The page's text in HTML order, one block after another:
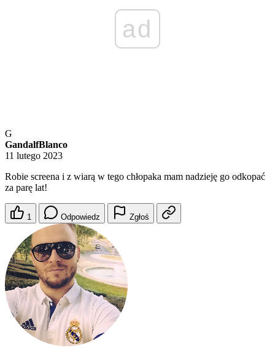
ad
G
GandalfBlanco
11 lutego 2023
Robie screena i z wiarą w tego chłopaka mam nadzieję go odkopać
za parę lat!
1 Odpowiedz Zgłoś